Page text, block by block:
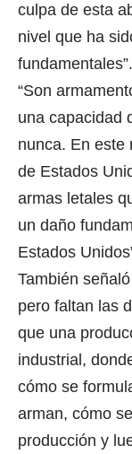
culpa de esta
nivel que ha
fundamentales”.
“Son
una capacidad
nunca. En este
de Estados
armas letales
un daño
Estados
También
pero faltan las
que una
industrial,
cómo se
arman, cómo
producción y